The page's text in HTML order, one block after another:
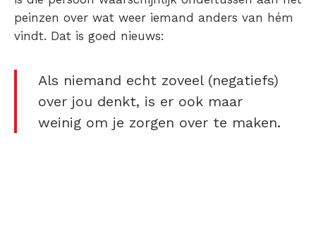
peinzen over wat weer iemand anders van hém
vindt. Dat is goed nieuws:
Als niemand echt zoveel (negatiefs)
over jou denkt, is er ook maar
weinig om je zorgen over te maken.